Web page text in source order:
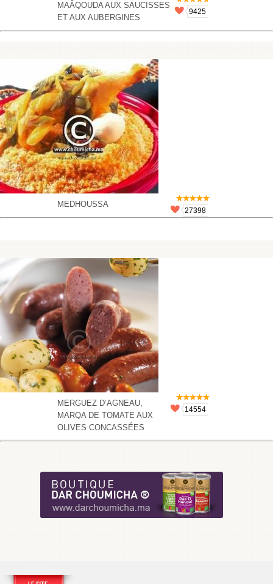
MAÂQOUDA AUX SAUCISSES
ET AUX AUBERGINES
9425
MEDHOUSSA
27398
MERGUEZ D’AGNEAU,
MARQA DE TOMATE AUX
OLIVES CONCASSÉES
14554